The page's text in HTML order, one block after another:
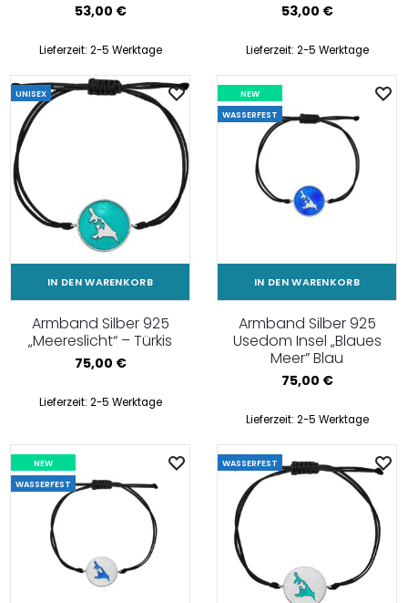
53,00 €
Lieferzeit: 2-5 Werktage
53,00 €
Lieferzeit: 2-5 Werktage
UNISEX
IN DEN WARENKORB
Armband Silber 925
„Meereslicht“ – Türkis
75,00 €
Lieferzeit: 2-5 Werktage
NEW
WASSERFEST
IN DEN WARENKORB
Armband Silber 925
Usedom Insel „Blaues
Meer” Blau
75,00 €
Lieferzeit: 2-5 Werktage
NEW
WASSERFEST
WASSERFEST